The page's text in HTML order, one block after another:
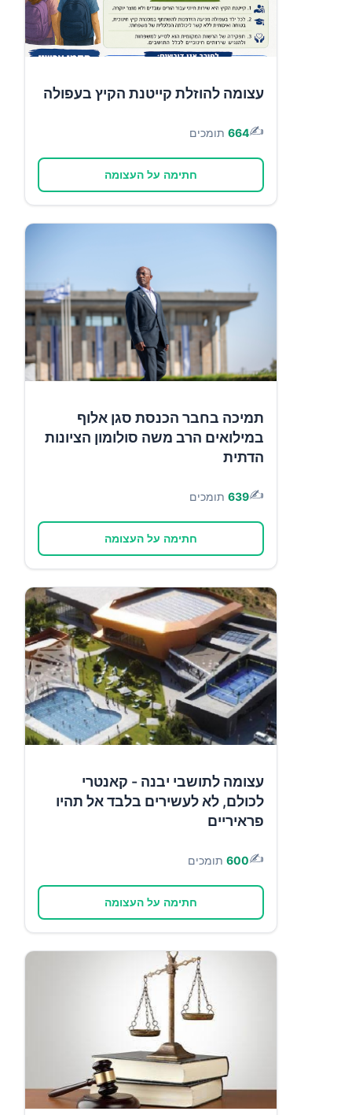
עצומה להוזלת קייטנת הקיץ בעפולה
✍️
664 תומכים
חתימה על העצומה
תמיכה בחבר הכנסת סגן אלוף
במילואים הרב משה סולומון הציונות
הדתית
✍️
639 תומכים
חתימה על העצומה
עצומה לתושבי יבנה - קאנטרי
לכולם, לא לעשירים בלבד אל תהיו
פראיריים
✍️
600 תומכים
חתימה על העצומה